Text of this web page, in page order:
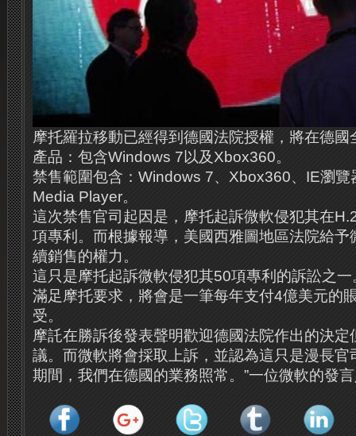
摩托羅拉移動已經得到德國法院授權，將在德
產品：包含Windows 7以及Xbox360。
禁售範圍包含：Windows 7、Xbox360、IE瀏覽
Media Player。
這次禁售官司起因是，摩托起訴微軟侵犯其在
項專利。而根據報導，美國西雅圖地區法院給予
續銷售的權力。
這只是摩托起訴微軟侵犯其50項專利的訴訟之
滿足摩托要求，將會是一筆每年支付4億美元的
受。
摩託在勝訴後發表聲明歡迎德國法院作出的決
議。而微軟將會採取上訴，並認為這只是漫長官
期間，我們在德國的業務照常。”一位微軟的發